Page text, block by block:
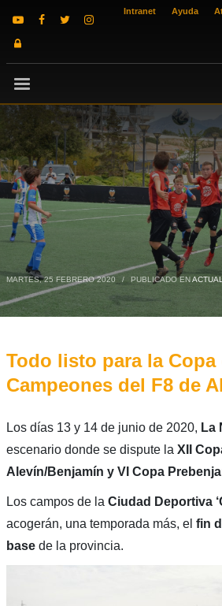
Intranet Ayuda
MARTES, 25 FEBRERO 2020 / PUBLICADO EN
Todo listo para la Copa
Campeones del F8 de
Los días 13 y 14 de junio de 2020, La
escenario donde se dispute la XII
Alevín/Benjamín y VI Copa
Los campos de la Ciudad Deportiva
acogerán, una temporada más, el fin
basede la provincia.